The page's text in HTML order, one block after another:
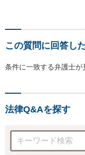
この質問に回答し
条件に一致する弁護士が
法律Q&Aを探す